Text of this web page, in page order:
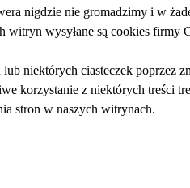
nigdzie nie gromadzimy i w
witryn wysyłane są cookies
niektórych ciasteczek poprzez
korzystanie z niektórych
stron w naszych witrynach.